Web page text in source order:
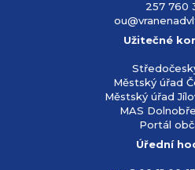
257 760
Užitečné
Městský úřad
Městský úřad
MAS
Portál
Úřední